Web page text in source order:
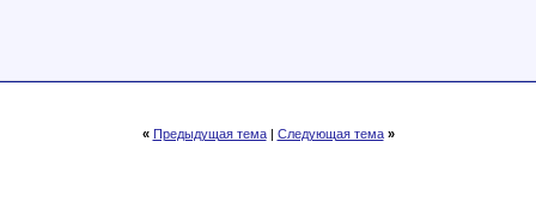
« Предыдущая тема| Следующая тема »